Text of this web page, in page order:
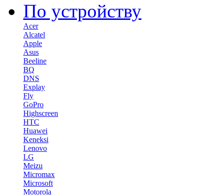
По устройству
Acer
Alcatel
Apple
Asus
Beeline
BQ
DNS
Explay
Fly
GoPro
Highscreen
HTC
Huawei
Keneksi
Lenovo
LG
Meizu
Micromax
Microsoft
Motorola